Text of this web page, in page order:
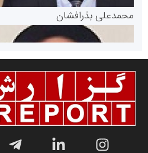
پایگاه خبری گفتمان یزد
سازمان صنعت،معدن و تجارت
محمدعلی بذرافشان